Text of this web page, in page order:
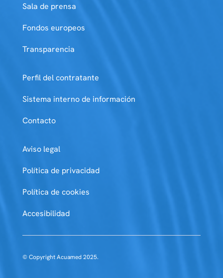
Sala de prensa
Fondos europeos
Transparencia
Perfil del contratante
Sistema interno de información
Contacto
Aviso legal
Política de privacidad
Política de cookies
Accesibilidad
© Copyright Acuamed 2025.